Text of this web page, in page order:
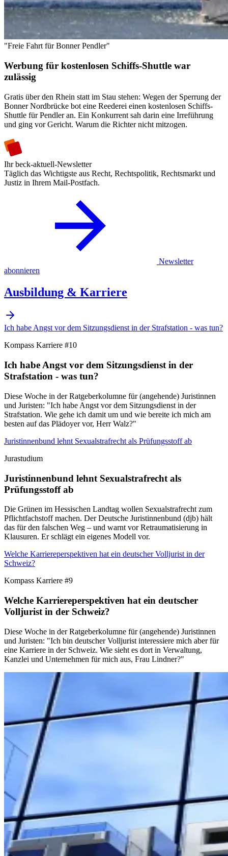
"Freie Fahrt für Bonner Pendler"
Werbung für kostenlosen Schiffs-Shuttle war
zulässig
Gratis über den Rhein statt im Stau stehen: Wegen der Sperrung der
Bonner Nordbrücke bot eine Reederei einen kostenlosen Schiffs-
Shuttle für Pendler an. Ein Konkurrent sah darin eine Irreführung
und ging vor Gericht. Warum die Richter nicht mitzogen.
Ihr beck-aktuell-Newsletter
Täglich das Wichtigste aus Recht, Rechtspolitik, Rechtsmarkt und
Justiz in Ihrem Mail-Postfach.
Newsletter
abonnieren
Ausbildung & Karriere
Ich habe Angst vor dem Sitzungsdienst in der Strafstation - was tun?
Kompass Karriere #10
Ich habe Angst vor dem Sitzungsdienst in der
Strafstation - was tun?
Diese Woche in der Ratgeberkolumne für (angehende) Juristinnen
und Juristen: "Ich habe Angst vor dem Sitzungsdienst in der
Strafstation. Wie gehe ich damit um und wie bereite ich mich am
besten auf das Plädoyer vor, Herr Walz?"
Juristinnenbund lehnt Sexualstrafrecht als Prüfungsstoff ab
Jurastudium
Juristinnenbund lehnt Sexualstrafrecht als
Prüfungsstoff ab
Die Grünen im Hessischen Landtag wollen Sexualstrafrecht zum
Pflichtfachstoff machen. Der Deutsche Juristinnenbund (djb) hält
das für den falschen Weg – und warnt vor Retraumatisierung in
Klausuren. Er schlägt ein eigenes Modell vor.
Welche Karriereperspektiven hat ein deutscher Volljurist in der
Schweiz?
Kompass Karriere #9
Welche Karriereperspektiven hat ein deutscher
Volljurist in der Schweiz?
Diese Woche in der Ratgeberkolumne für (angehende) Juristinnen
und Juristen: "Ich bin deutscher Volljurist interessiere mich aber für
eine Karriere in der Schweiz. Wie sieht es dort in Verwaltung,
Kanzlei und Unternehmen für mich aus, Frau Lindner?"